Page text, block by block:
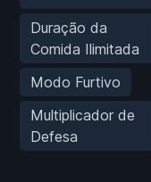
Duração da
Comida Ilimitada
Modo Furtivo
Multiplicador de
Defesa